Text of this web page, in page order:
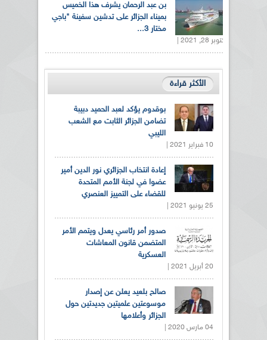
بن عبد الرحمان يشرف هذا الخميس
بميناء الجزائر على تدشين سفينة "باجي
مختار 3...
أكتوبر 28, 2021 |
الأكثر قراءة
بوقدوم يؤكد لعبد الحميد دبيبة
تضامن الجزائر الثابت مع الشعب
الليبي
10 فبراير 2021 |
إعادة انتخاب الجزائري نور الدين أمير
عضوا في لجنة الأمم المتحدة
للقضاء على التمييز العنصري
25 يونيو 2021 |
صدور أمر رئاسي يعدل ويتمم الأمر
المتضمن قانون المعاشات
العسكرية
20 أبريل 2021 |
صالح بلعيد يعلن عن إصدار
موسوعتين علميتين جديدتين حول
الجزائر وأعلامها
04 مارس 2020 |